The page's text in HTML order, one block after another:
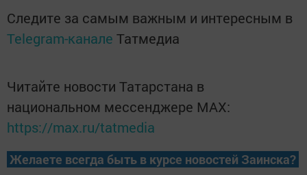
Следите за самым важным и интересным в
Telegram-канале Татмедиа
Читайте новости Татарстана в
национальном мессенджере MАХ:
https://max.ru/tatmedia
Желаете всегда быть в курсе новостей Заинска?